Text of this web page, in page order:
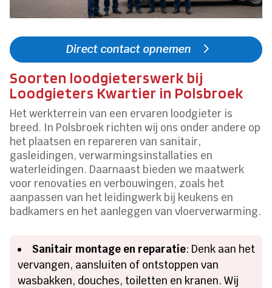
Direct contact opnemen
Soorten loodgieterswerk bij
Loodgieters Kwartier in Polsbroek
Het werkterrein van een ervaren loodgieter is
breed. In Polsbroek richten wij ons onder andere op
het plaatsen en repareren van sanitair,
gasleidingen, verwarmingsinstallaties en
waterleidingen. Daarnaast bieden we maatwerk
voor renovaties en verbouwingen, zoals het
aanpassen van het leidingwerk bij keukens en
badkamers en het aanleggen van vloerverwarming.
Sanitair montage en reparatie: Denk aan het
vervangen, aansluiten of ontstoppen van
wasbakken, douches, toiletten en kranen. Wij